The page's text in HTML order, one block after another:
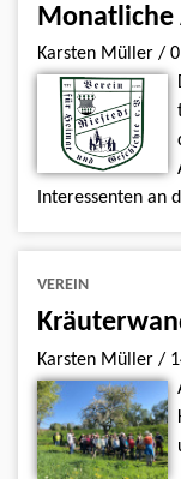
Karsten Müller /
Interessenten an
VEREIN
Karsten Müller /